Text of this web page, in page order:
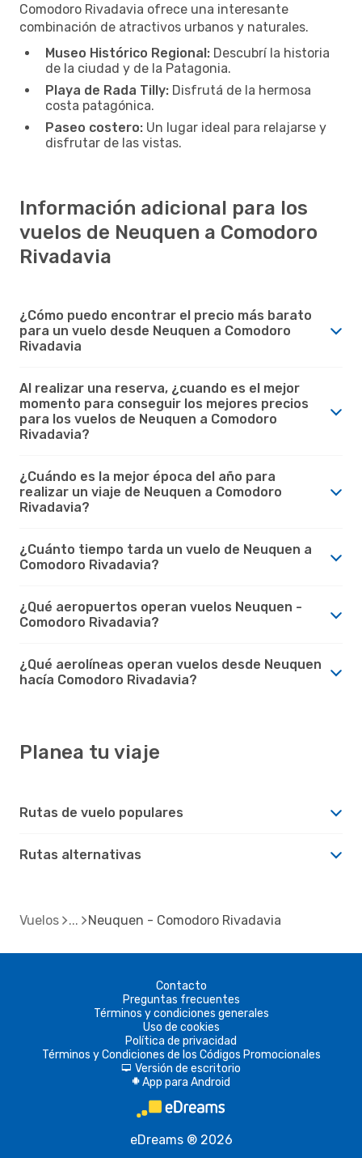
Comodoro Rivadavia ofrece una interesante
combinación de atractivos urbanos y naturales.
Museo Histórico Regional: Descubrí la historia
de la ciudad y de la Patagonia.
Playa de Rada Tilly: Disfrutá de la hermosa
costa patagónica.
Paseo costero: Un lugar ideal para relajarse y
disfrutar de las vistas.
Información adicional para los
vuelos de Neuquen a Comodoro
Rivadavia
¿Cómo puedo encontrar el precio más barato
para un vuelo desde Neuquen a Comodoro
Rivadavia
Al realizar una reserva, ¿cuando es el mejor
momento para conseguir los mejores precios
para los vuelos de Neuquen a Comodoro
Rivadavia?
¿Cuándo es la mejor época del año para
realizar un viaje de Neuquen a Comodoro
Rivadavia?
¿Cuánto tiempo tarda un vuelo de Neuquen a
Comodoro Rivadavia?
¿Qué aeropuertos operan vuelos Neuquen -
Comodoro Rivadavia?
¿Qué aerolíneas operan vuelos desde Neuquen
hacía Comodoro Rivadavia?
Planea tu viaje
Rutas de vuelo populares
Rutas alternativas
Vuelos Neuquen - Comodoro Rivadavia
Contacto
Preguntas frecuentes
Términos y condiciones generales
Uso de cookies
Política de privacidad
Términos y Condiciones de los Códigos Promocionales
d Versión de escritorio
A App para Android
eDreams ® 2026